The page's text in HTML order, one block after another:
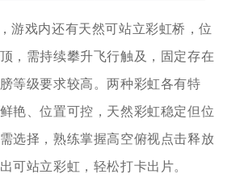
游戏内还有天然可站立彩虹桥，位
，需持续攀升飞行触及，固定存在
等级要求较高。两种彩虹各有特
艳、位置可控，天然彩虹稳定但位
选择，熟练掌握高空俯视点击释放
可站立彩虹，轻松打卡出片。